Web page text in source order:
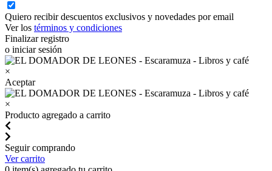
Quiero recibir descuentos exclusivos y novedades por email
Ver los términos y condiciones
Finalizar registro
o iniciar sesión
×
Aceptar
×
Producto agregado a carrito
Seguir comprando
Ver carrito